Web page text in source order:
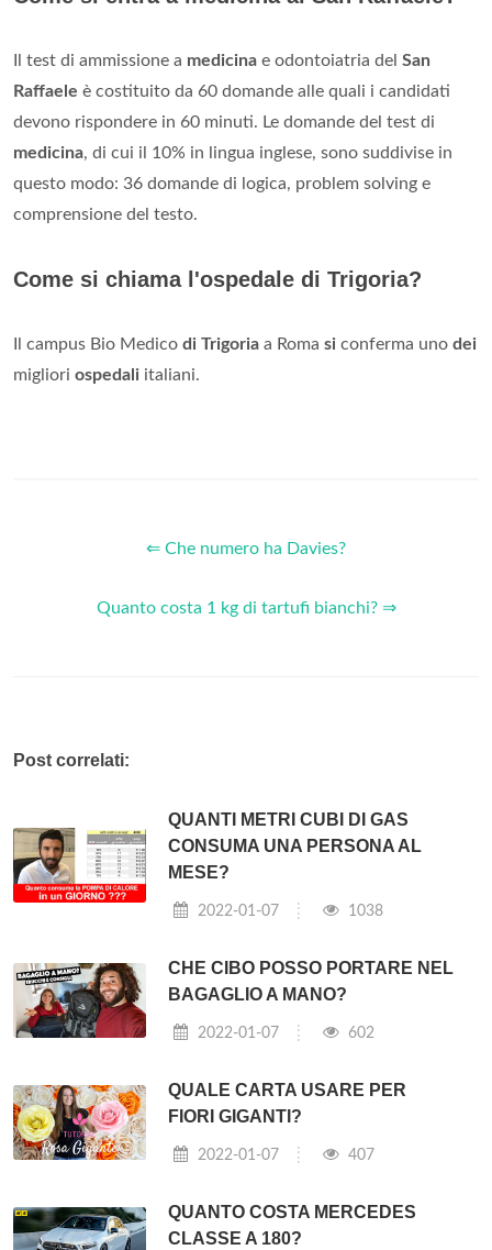
Il test di ammissione a medicina e odontoiatria del San
Raffaele è costituito da 60 domande alle quali i candidati
devono rispondere in 60 minuti. Le domande del test di
medicina, di cui il 10% in lingua inglese, sono suddivise in
questo modo: 36 domande di logica, problem solving e
comprensione del testo.
Come si chiama l'ospedale di Trigoria?
Il campus Bio Medico di Trigoria a Roma si conferma uno dei
migliori ospedali italiani.
⇐ Che numero ha Davies?
Quanto costa 1 kg di tartufi bianchi? ⇒
Post correlati:
QUANTI METRI CUBI DI GAS
CONSUMA UNA PERSONA AL
MESE?
2022-01-07 1038
CHE CIBO POSSO PORTARE NEL
BAGAGLIO A MANO?
2022-01-07 602
QUALE CARTA USARE PER
FIORI GIGANTI?
2022-01-07 407
QUANTO COSTA MERCEDES
CLASSE A 180?